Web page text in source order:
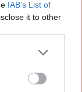
IAB’s List of
it to other